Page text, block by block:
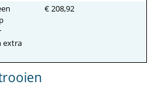
extra
€ 208,92